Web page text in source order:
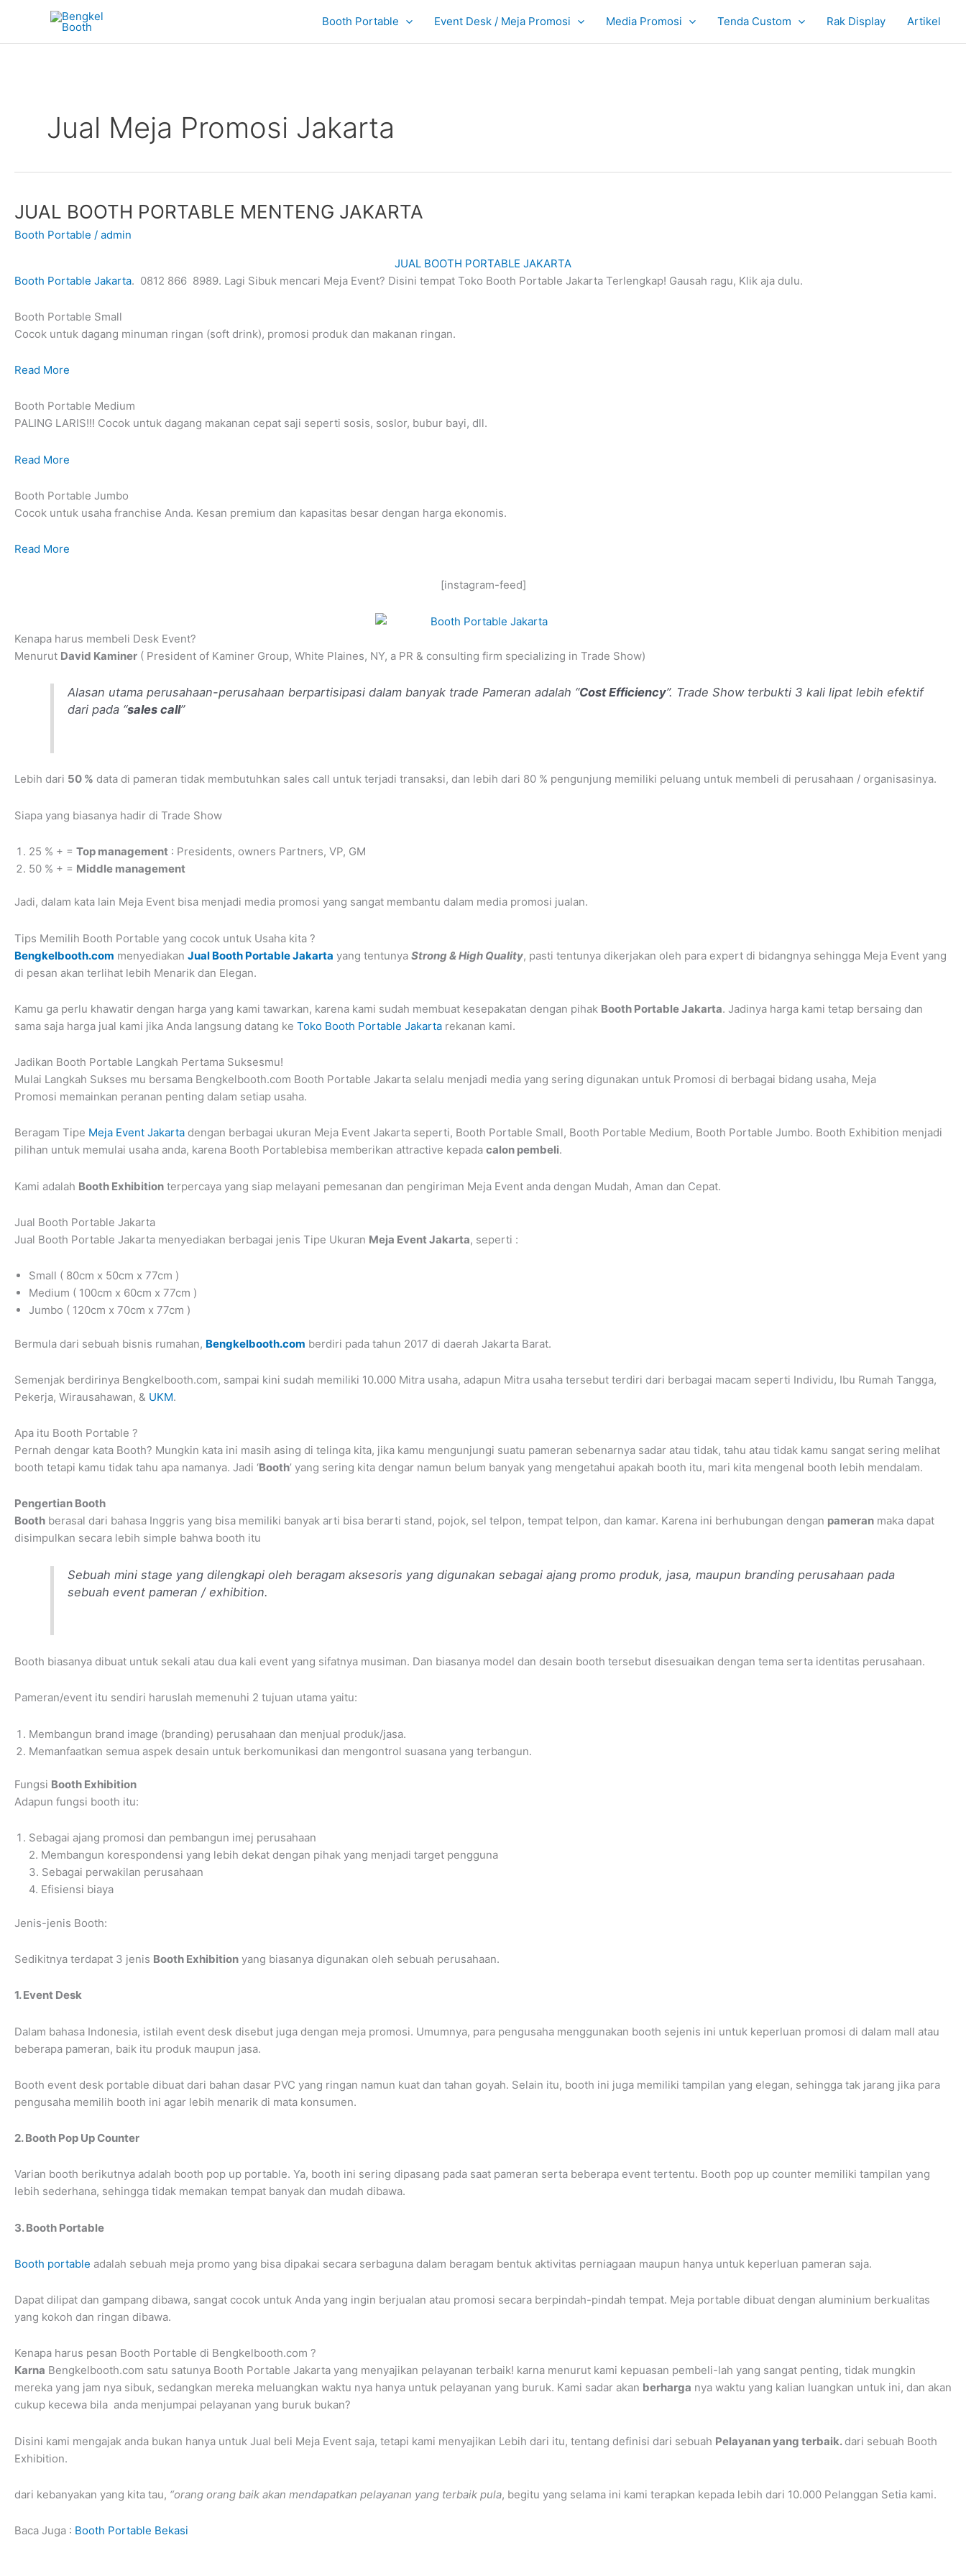
content
Booth Portable Event Desk / Meja Promosi Media Promosi Tenda Custom Rak Display Artikel
Jual Meja Promosi Jakarta
JUAL BOOTH PORTABLE MENTENG JAKARTA
Booth Portable / admin
JUAL BOOTH PORTABLE JAKARTA
Booth Portable Jakarta. 0812 866 8989. Lagi Sibuk mencari Meja Event? Disini tempat Toko Booth Portable Jakarta Terlengkap! Gausah ragu, Klik aja dulu.
Booth Portable Small
Cocok untuk dagang minuman ringan (soft drink), promosi produk dan makanan ringan.
Read More
Booth Portable Medium
PALING LARIS!!! Cocok untuk dagang makanan cepat saji seperti sosis, soslor, bubur bayi, dll.
Read More
Booth Portable Jumbo
Cocok untuk usaha franchise Anda. Kesan premium dan kapasitas besar dengan harga ekonomis.
Read More
[instagram-feed]
Kenapa harus membeli Desk Event?
Menurut David Kaminer ( President of Kaminer Group, White Plaines, NY, a PR & consulting firm specializing in Trade Show)
Alasan utama perusahaan-perusahaan berpartisipasi dalam banyak trade Pameran adalah “Cost Efficiency”. Trade Show terbukti 3 kali lipat lebih efektif
dari pada “sales call”
Lebih dari 50 % data di pameran tidak membutuhkan sales call untuk terjadi transaksi, dan lebih dari 80 % pengunjung memiliki peluang untuk membeli di perusahaan / organisasinya.
Siapa yang biasanya hadir di Trade Show
25 % + = Top management : Presidents, owners Partners, VP, GM
50 % + = Middle management
Jadi, dalam kata lain Meja Event bisa menjadi media promosi yang sangat membantu dalam media promosi jualan.
Tips Memilih Booth Portable yang cocok untuk Usaha kita ?
Bengkelbooth.com menyediakan Jual Booth Portable Jakarta yang tentunya Strong & High Quality, pasti tentunya dikerjakan oleh para expert di bidangnya sehingga Meja Event yang
di pesan akan terlihat lebih Menarik dan Elegan.
Kamu ga perlu khawatir dengan harga yang kami tawarkan, karena kami sudah membuat kesepakatan dengan pihak Booth Portable Jakarta. Jadinya harga kami tetap bersaing dan
sama saja harga jual kami jika Anda langsung datang ke Toko Booth Portable Jakarta rekanan kami.
Jadikan Booth Portable Langkah Pertama Suksesmu!
Mulai Langkah Sukses mu bersama Bengkelbooth.com Booth Portable Jakarta selalu menjadi media yang sering digunakan untuk Promosi di berbagai bidang usaha, Meja
Promosi memainkan peranan penting dalam setiap usaha.
Beragam Tipe Meja Event Jakarta dengan berbagai ukuran Meja Event Jakarta seperti, Booth Portable Small, Booth Portable Medium, Booth Portable Jumbo. Booth Exhibition menjadi
pilihan untuk memulai usaha anda, karena Booth Portablebisa memberikan attractive kepada calon pembeli.
Kami adalah Booth Exhibition terpercaya yang siap melayani pemesanan dan pengiriman Meja Event anda dengan Mudah, Aman dan Cepat.
Jual Booth Portable Jakarta
Jual Booth Portable Jakarta menyediakan berbagai jenis Tipe Ukuran Meja Event Jakarta, seperti :
Small ( 80cm x 50cm x 77cm )
Medium ( 100cm x 60cm x 77cm )
Jumbo ( 120cm x 70cm x 77cm )
Bermula dari sebuah bisnis rumahan, Bengkelbooth.com berdiri pada tahun 2017 di daerah Jakarta Barat.
Semenjak berdirinya Bengkelbooth.com, sampai kini sudah memiliki 10.000 Mitra usaha, adapun Mitra usaha tersebut terdiri dari berbagai macam seperti Individu, Ibu Rumah Tangga,
Pekerja, Wirausahawan, & UKM.
Apa itu Booth Portable ?
Pernah dengar kata Booth? Mungkin kata ini masih asing di telinga kita, jika kamu mengunjungi suatu pameran sebenarnya sadar atau tidak, tahu atau tidak kamu sangat sering melihat
booth tetapi kamu tidak tahu apa namanya. Jadi ‘Booth’ yang sering kita dengar namun belum banyak yang mengetahui apakah booth itu, mari kita mengenal booth lebih mendalam.
Pengertian Booth
Booth berasal dari bahasa Inggris yang bisa memiliki banyak arti bisa berarti stand, pojok, sel telpon, tempat telpon, dan kamar. Karena ini berhubungan dengan pameran maka dapat
disimpulkan secara lebih simple bahwa booth itu
Sebuah mini stage yang dilengkapi oleh beragam aksesoris yang digunakan sebagai ajang promo produk, jasa, maupun branding perusahaan pada
sebuah event pameran / exhibition.
Booth biasanya dibuat untuk sekali atau dua kali event yang sifatnya musiman. Dan biasanya model dan desain booth tersebut disesuaikan dengan tema serta identitas perusahaan.
Pameran/event itu sendiri haruslah memenuhi 2 tujuan utama yaitu:
Membangun brand image (branding) perusahaan dan menjual produk/jasa.
Memanfaatkan semua aspek desain untuk berkomunikasi dan mengontrol suasana yang terbangun.
Fungsi Booth Exhibition
Adapun fungsi booth itu:
Sebagai ajang promosi dan pembangun imej perusahaan
2. Membangun korespondensi yang lebih dekat dengan pihak yang menjadi target pengguna
3. Sebagai perwakilan perusahaan
4. Efisiensi biaya
Jenis-jenis Booth:
Sedikitnya terdapat 3 jenis Booth Exhibition yang biasanya digunakan oleh sebuah perusahaan.
1. Event Desk
Dalam bahasa Indonesia, istilah event desk disebut juga dengan meja promosi. Umumnya, para pengusaha menggunakan booth sejenis ini untuk keperluan promosi di dalam mall atau
beberapa pameran, baik itu produk maupun jasa.
Booth event desk portable dibuat dari bahan dasar PVC yang ringan namun kuat dan tahan goyah. Selain itu, booth ini juga memiliki tampilan yang elegan, sehingga tak jarang jika para
pengusaha memilih booth ini agar lebih menarik di mata konsumen.
2. Booth Pop Up Counter
Varian booth berikutnya adalah booth pop up portable. Ya, booth ini sering dipasang pada saat pameran serta beberapa event tertentu. Booth pop up counter memiliki tampilan yang
lebih sederhana, sehingga tidak memakan tempat banyak dan mudah dibawa.
3. Booth Portable
Booth portable adalah sebuah meja promo yang bisa dipakai secara serbaguna dalam beragam bentuk aktivitas perniagaan maupun hanya untuk keperluan pameran saja.
Dapat dilipat dan gampang dibawa, sangat cocok untuk Anda yang ingin berjualan atau promosi secara berpindah-pindah tempat. Meja portable dibuat dengan aluminium berkualitas
yang kokoh dan ringan dibawa.
Kenapa harus pesan Booth Portable di Bengkelbooth.com ?
Karna Bengkelbooth.com satu satunya Booth Portable Jakarta yang menyajikan pelayanan terbaik! karna menurut kami kepuasan pembeli-lah yang sangat penting, tidak mungkin
mereka yang jam nya sibuk, sedangkan mereka meluangkan waktu nya hanya untuk pelayanan yang buruk. Kami sadar akan berharga nya waktu yang kalian luangkan untuk ini, dan akan
cukup kecewa bila anda menjumpai pelayanan yang buruk bukan?
Disini kami mengajak anda bukan hanya untuk Jual beli Meja Event saja, tetapi kami menyajikan Lebih dari itu, tentang definisi dari sebuah Pelayanan yang terbaik. dari sebuah Booth
Exhibition.
dari kebanyakan yang kita tau, “orang orang baik akan mendapatkan pelayanan yang terbaik pula, begitu yang selama ini kami terapkan kepada lebih dari 10.000 Pelanggan Setia kami.
Baca Juga : Booth Portable Bekasi